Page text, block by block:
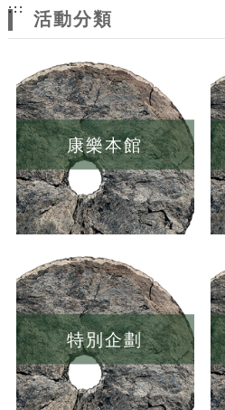
:::
活動分類
康樂本館
特別企劃